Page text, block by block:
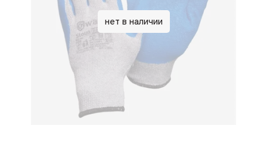
нет в наличии